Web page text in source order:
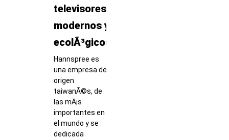
televisores
modernos y
ecolÃ³gicos
Hannspree es
una empresa de
origen
taiwanÃ©s, de
las mÃ¡s
importantes en
el mundo y se
dedicada